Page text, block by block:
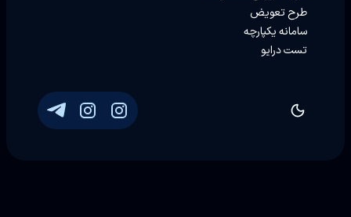
طرح تعویض
سامانه یکپارچه
تست درایو